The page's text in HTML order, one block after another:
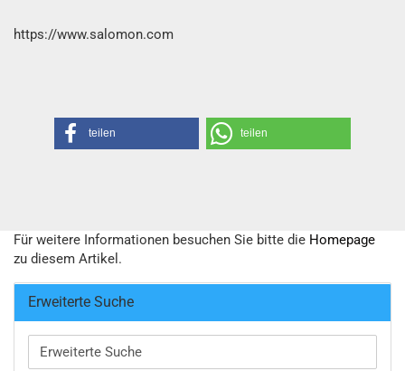
https://www.salomon.com
teilen teilen
Für weitere Informationen besuchen Sie bitte die Homepage
zu diesem Artikel.
Erweiterte Suche
Erweiterte
Suche